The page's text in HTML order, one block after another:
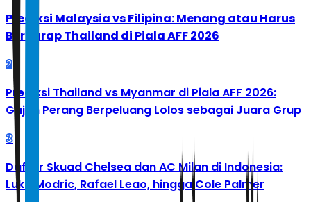
Prediksi Malaysia vs Filipina: Menang atau Harus
Berharap Thailand di Piala AFF 2026
2
Prediksi Thailand vs Myanmar di Piala AFF 2026:
Gajah Perang Berpeluang Lolos sebagai Juara Grup
3
Daftar Skuad Chelsea dan AC Milan di Indonesia:
Luka Modric, Rafael Leao, hingga Cole Palmer